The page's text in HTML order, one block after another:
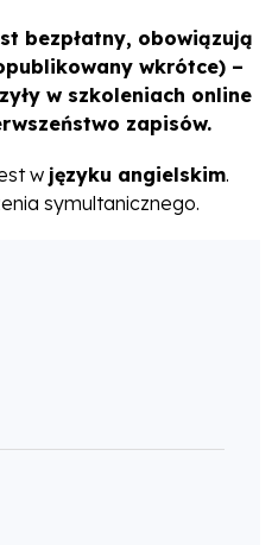
bezpłatny, obowiązują
wkrótce) –
w szkoleniach online
zapisów.
w języku angielskim.
symultanicznego.